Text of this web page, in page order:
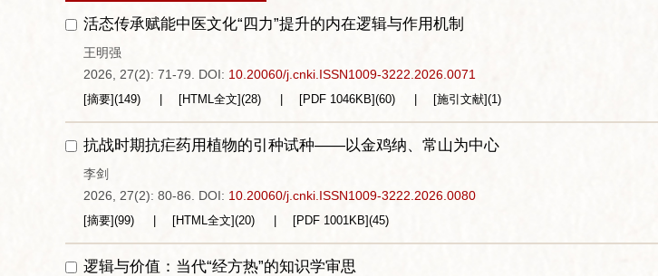
活态传承赋能中医文化“四力”提升的内在逻辑与作用机制
王明强
2026, 27(2): 71-79.
DOI: 10.20060/j.cnki.ISSN1009-3222.2026.0071
[摘要](149) [HTML全文](28) [PDF 1046KB](60) [施引文献](1)
抗战时期抗疟药用植物的引种试种——以金鸡纳、常山为中心
李剑
2026, 27(2): 80-86.
DOI: 10.20060/j.cnki.ISSN1009-3222.2026.0080
[摘要](99) [HTML全文](20) [PDF 1001KB](45)
逻辑与价值：当代“经方热”的知识学审思